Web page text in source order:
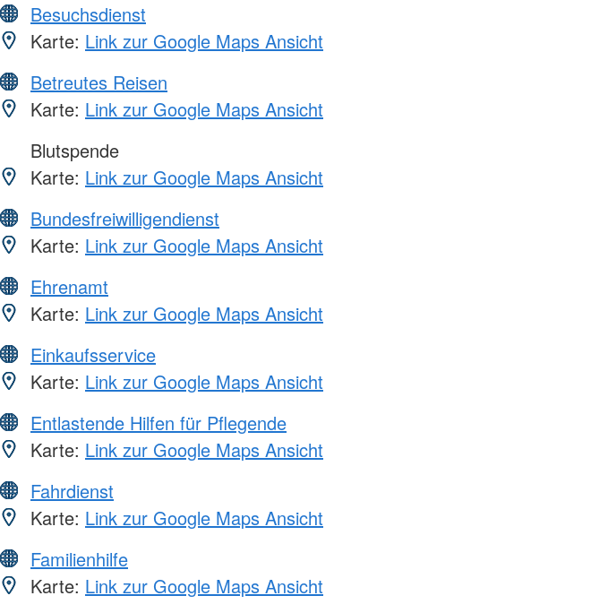
Besuchsdienst
Karte: Link zur Google Maps Ansicht
Betreutes Reisen
Karte: Link zur Google Maps Ansicht
Blutspende
Karte: Link zur Google Maps Ansicht
Bundesfreiwilligendienst
Karte: Link zur Google Maps Ansicht
Ehrenamt
Karte: Link zur Google Maps Ansicht
Einkaufsservice
Karte: Link zur Google Maps Ansicht
Entlastende Hilfen für Pflegende
Karte: Link zur Google Maps Ansicht
Fahrdienst
Karte: Link zur Google Maps Ansicht
Familienhilfe
Karte: Link zur Google Maps Ansicht